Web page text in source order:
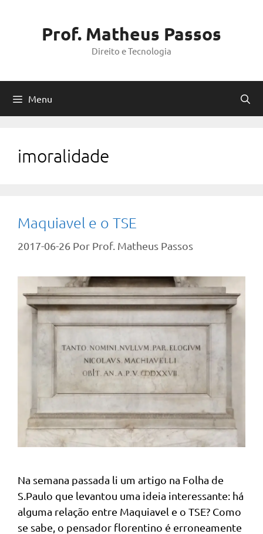
Prof. Matheus Passos
Direito e Tecnologia
Menu
imoralidade
Maquiavel e o TSE
2017-06-26 Por Prof. Matheus Passos
Na semana passada li um artigo na Folha de
S.Paulo que levantou uma ideia interessante: há
alguma relação entre Maquiavel e o TSE? Como
se sabe, o pensador florentino é erroneamente